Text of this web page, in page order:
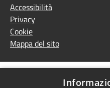
Accessibilità
Privacy
Cookie
Mappa del sito